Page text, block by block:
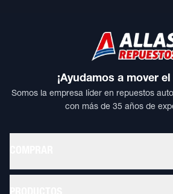
¡Ayudamos a mover
Somos la empresa líder en repuestos
con más de 35 años de